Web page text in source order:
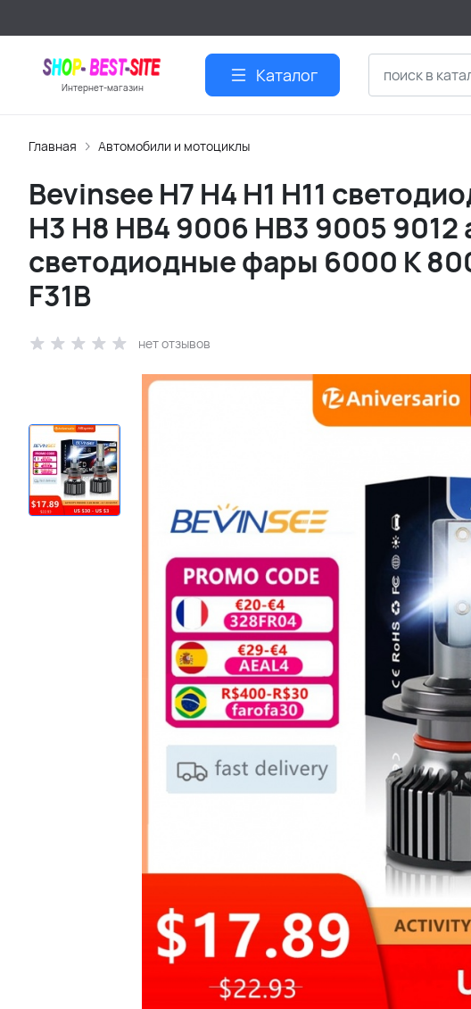
Интернет-магазин
Каталог
Главная Автомобили и мотоциклы
Bevinsee H7 H4 H1 H11
H3 ​​H8 HB4 9006 HB3 9005
светодиодные фары 6000 К
F31B
нет отзывов